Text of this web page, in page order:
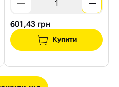
601,43 грн
Купити